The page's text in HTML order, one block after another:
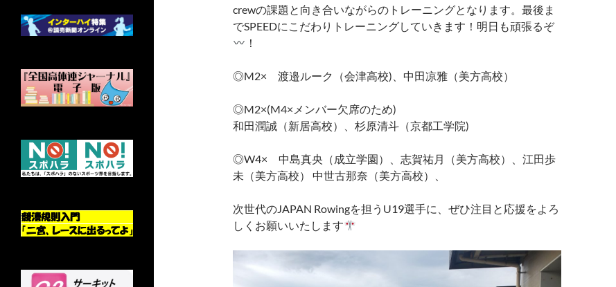
crewの課題と向き合いながらのトレーニングとなります。最後ま
でSPEEDにこだわりトレーニングしていきます！明日も頑張るぞ
！
◎M2× 渡邉ルーク（会津高校)、中田凉雅（美方高校）
◎M2×(M4×メンバー欠席のため)
和田潤誠（新居高校）、杉原清斗（京都工学院)
◎W4× 中島真央（成立学園）、志賀祐月（美方高校）、江田歩
未（美方高校） 中世古那奈（美方高校）、
次世代のJAPAN Rowingを担うU19選手に、ぜひ注目と応援をよろ
しくお願いいたします